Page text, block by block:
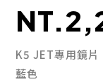
K5 JET專用鏡片
藍色